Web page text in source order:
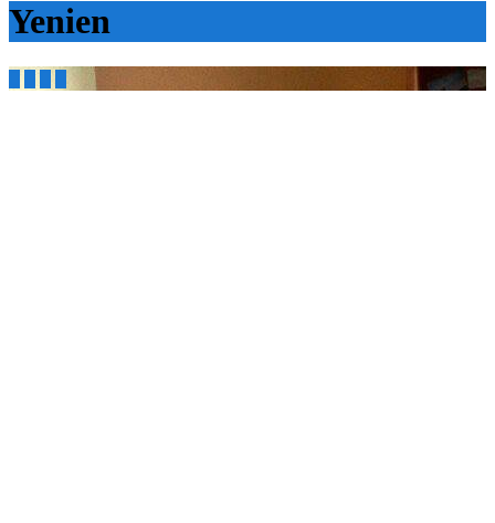
Yenien